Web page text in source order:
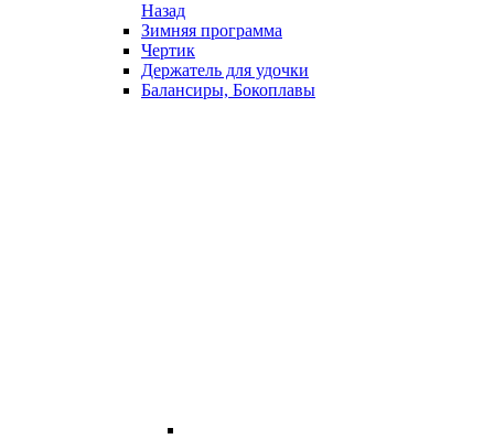
Назад
Зимняя программа
Чертик
Держатель для удочки
Балансиры, Бокоплавы